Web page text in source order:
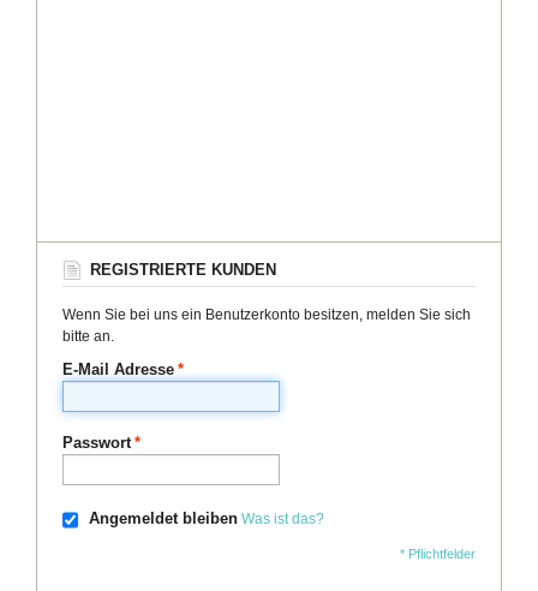
REGISTRIERTE KUNDEN
Wenn Sie bei uns ein Benutzerkonto besitzen, melden Sie sich
bitte an.
*
E-Mail Adresse
*
Passwort
Angemeldet bleiben Was ist das?
* Pflichtfelder